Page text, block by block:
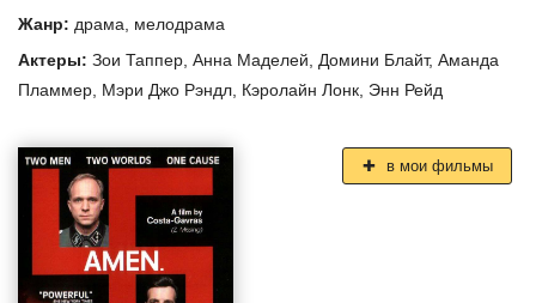
Жанр: драма, мелодрама
Актеры: Зои Таппер, Анна Маделей, Домини Блайт, Аманда
Пламмер, Мэри Джо Рэндл, Кэролайн Лонк, Энн Рейд
в мои фильмы